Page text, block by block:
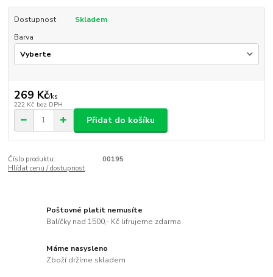
Dostupnost
Skladem
Barva
269 Kč/ks
222 Kč bez DPH
Přidat do košíku
Číslo produktu:
00195
Hlídat cenu / dostupnost
Poštovné platit nemusíte
Balíčky nad 1500,- Kč lifrujeme zdarma
Máme nasysleno
Zboží držíme skladem